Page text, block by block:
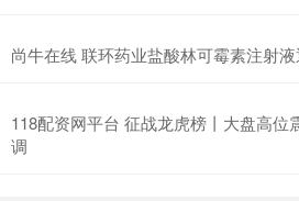
尚牛在线 联环药业盐酸林可霉素注射
118配资网平台 征战龙虎榜丨大盘高位
调